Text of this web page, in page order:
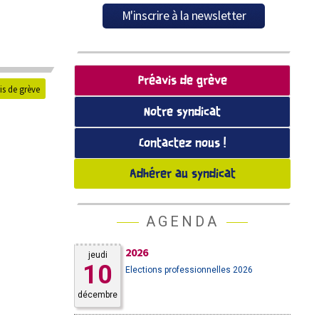
de grève
Préavis de grève
Notre syndicat
Contactez nous !
Adhérer au syndicat
AGENDA
jeudi
10
décembre
2026
Elections professionnelles 2026